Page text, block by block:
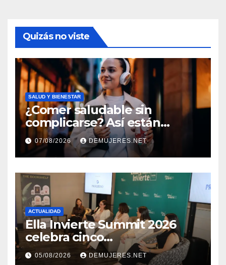
Quizás no viste
SALUD Y BIENESTAR
¿Comer saludable sin
complicarse? Así están
cambiando sus hábitos las
nuevas generaciones
07/08/2026 DEMUJERES.NET
ACTUALIDAD
Ella Invierte Summit 2026
celebra cinco
añosimpulsando a las
05/08/2026 DEMUJERES.NET